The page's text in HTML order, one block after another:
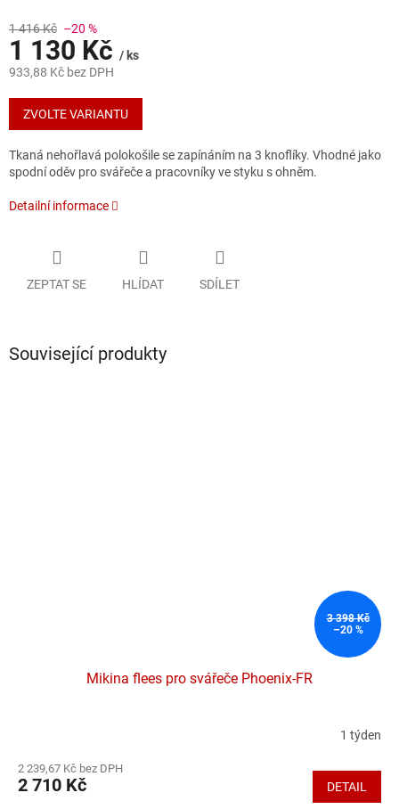
1 416 Kč –20 %
1 130 Kč / ks
933,88 Kč bez DPH
Měrná
cena:
ZVOLTE VARIANTU
Tkaná nehořlavá polokošile se zapínáním na 3 knoflíky. Vhodné jako
spodní oděv pro svářeče a pracovníky ve styku s ohněm.
Detailní informace
ZEPTAT SE HLÍDAT SDÍLET
Související produkty
3 398 Kč
–20 %
Mikina flees pro svářeče Phoenix-FR
produktu
je
1 týden
2 239,67 Kč bez DPH
2 710 Kč DETAIL